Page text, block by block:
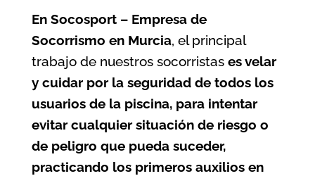
En Socosport – Empresa de
Socorrismo en Murcia, el principal
trabajo de nuestros socorristas es velar
y cuidar por la seguridad de todos los
usuarios de la piscina, para intentar
evitar cualquier situación de riesgo o
de peligro que pueda suceder,
practicando los primeros auxilios en